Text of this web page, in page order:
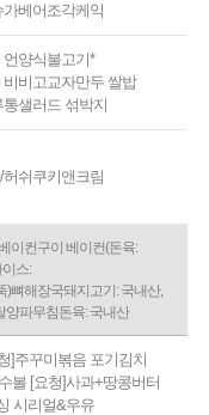
베어조각케익
언양식불고기*
비고교자만두 쌀밥
샐러드 섞박지
쉬쿠키앤크림
이컨구이 베이컨(돈육:
스:
)뼈해장국돼지고기: 국내산,
양파무침돈육: 국내산
]주꾸미볶음 포기김치
볼 [요청]사과+땅콩버터
시리얼&우유